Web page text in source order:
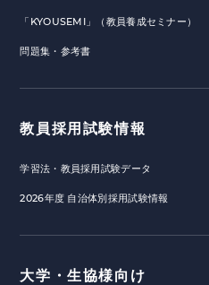
「KYOUSEMI」（教員養成セミナー）
問題集・参考書
教員採用試験情報
学習法・教員採用試験データ
2026年度 自治体別採用試験情報
大学・生協様向け